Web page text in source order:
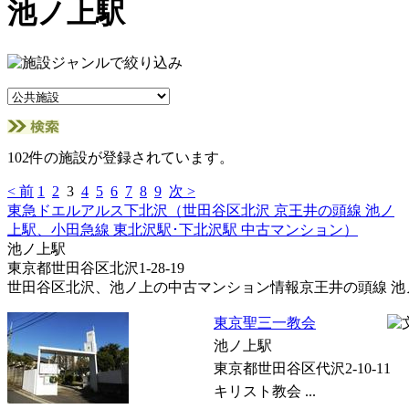
池ノ上駅
102件の施設が登録されています。
< 前 1 2 3 4 5 6 7 8 9 次 >
東急ドエルアルス下北沢（世田谷区北沢 京王井の頭線 池ノ
上駅、小田急線 東北沢駅･下北沢駅 中古マンション）
池ノ上駅
東京都世田谷区北沢1-28-19
世田谷区北沢、池ノ上の中古マンション情報京王井の頭線 池
東京聖三一教会
池ノ上駅
東京都世田谷区代沢2-10-11
キリスト教会 ...